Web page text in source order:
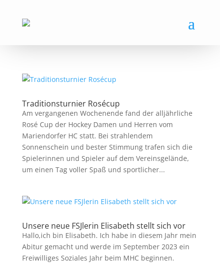
Traditionsturnier Rosécup
Am vergangenen Wochenende fand der alljährliche
Rosé Cup der Hockey Damen und Herren vom
Mariendorfer HC statt. Bei strahlendem
Sonnenschein und bester Stimmung trafen sich die
Spielerinnen und Spieler auf dem Vereinsgelände,
um einen Tag voller Spaß und sportlicher...
Unsere neue FSJlerin Elisabeth stellt sich vor
Hallo,ich bin Elisabeth. Ich habe in diesem Jahr mein
Abitur gemacht und werde im September 2023 ein
Freiwilliges Soziales Jahr beim MHC beginnen.